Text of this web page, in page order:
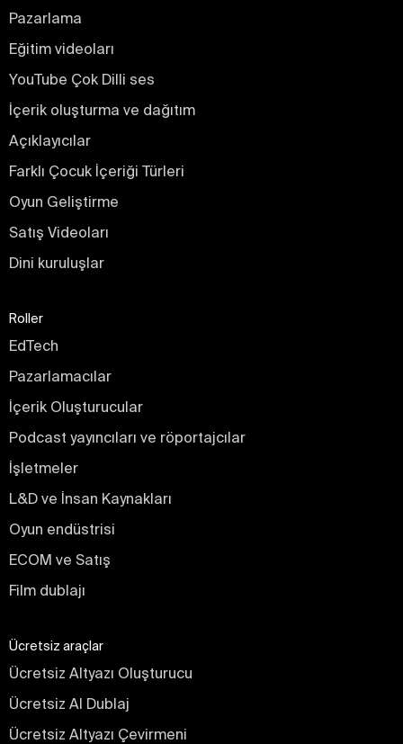
Pazarlama
Eğitim videoları
YouTube Çok Dilli ses
İçerik oluşturma ve dağıtım
Açıklayıcılar
Farklı Çocuk İçeriği Türleri
Oyun Geliştirme
Satış Videoları
Dini kuruluşlar
Roller
EdTech
Pazarlamacılar
İçerik Oluşturucular
Podcast yayıncıları ve röportajcılar
İşletmeler
L&D ve İnsan Kaynakları
Oyun endüstrisi
ECOM ve Satış
Film dublajı
Ücretsiz araçlar
Ücretsiz Altyazı Oluşturucu
Ücretsiz AI Dublaj
Ücretsiz Altyazı Çevirmeni